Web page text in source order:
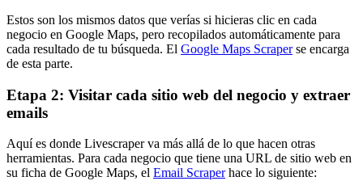
Estos son los mismos datos que verías si hicieras clic en cada
negocio en Google Maps, pero recopilados automáticamente para
cada resultado de tu búsqueda. El Google Maps Scraperse encarga
de esta parte.
Etapa 2: Visitar cada sitio web del negocio y extraer
emails
Aquí es donde Livescraper va más allá de lo que hacen otras
herramientas. Para cada negocio que tiene una URL de sitio web en
su ficha de Google Maps, el Email Scraperhace lo siguiente: